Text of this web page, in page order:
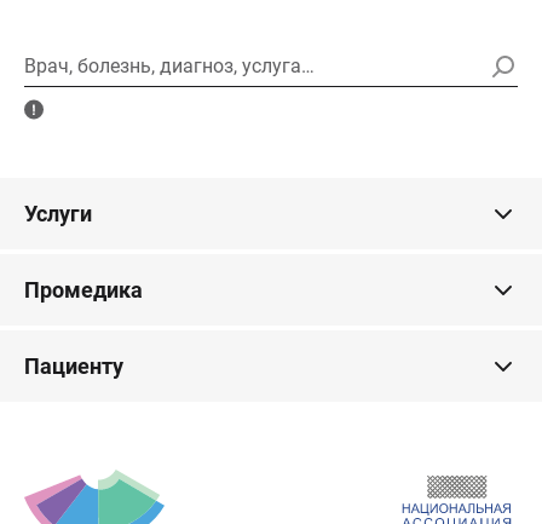
Врач, болезнь, диагноз, услуга…
Услуги
Промедика
Пациенту